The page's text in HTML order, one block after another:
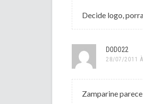
Decide logo,
DODO22
28/07/2011
Zamparine